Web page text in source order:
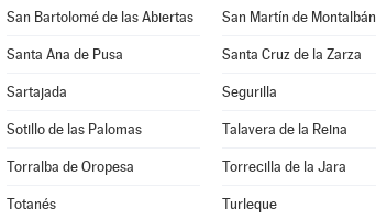
San Bartolomé de las Abiertas San Martín de Montalbán
Santa Ana de Pusa Santa Cruz de la Zarza
Sartajada Segurilla
Sotillo de las Palomas Talavera de la Reina
Torralba de Oropesa Torrecilla de la Jara
Totanés Turleque